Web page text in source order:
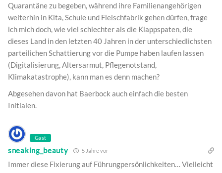
Quarantäne zu begeben, während ihre Familienangehörigen
weiterhin in Kita, Schule und Fleischfabrik gehen dürfen, frage
ich mich doch, wie viel schlechter als die Klappspaten, die
dieses Land in den letzten 40 Jahren in der unterschiedlichsten
parteilichen Schattierung vor die Pumpe haben laufen lassen
(Digitalisierung, Altersarmut, Pflegenotstand,
Klimakatastrophe), kann man es denn machen?
Abgesehen davon hat Baerbock auch einfach die besten
Initialen.
Gast
sneaking_beauty 5 Jahre vor
Immer diese Fixierung auf Führungpersönlichkeiten… Vielleicht